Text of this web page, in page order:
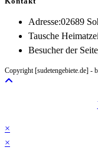
Adresse:02689
Tausche
Besucher der Seite
Copyright [sudetengebiete.de] -
×
×